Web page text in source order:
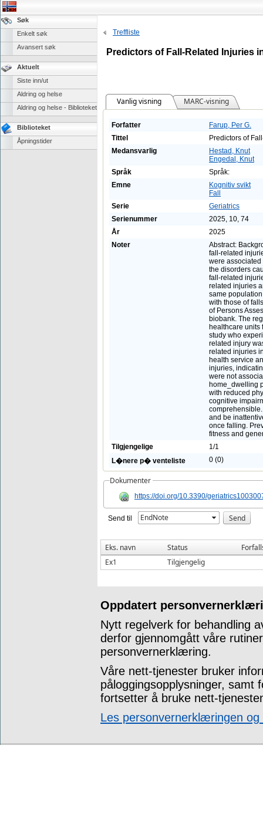
Søk
Enkelt søk
Avansert søk
Aktuelt
Siste inn/ut
Aldring og helse
Aldring og helse - Biblioteket
Biblioteket
Åpningstider
Treffliste
Predictors of Fall-Related Injuries
Vanlig visning MARC-visning
Forfatter
Farup, Per G.
Tittel
Predictors of
Medansvarlig
Hestad, Knut
Engedal, Knut
Språk
Språk:
Emne
Kognitiv svikt
Fall
Serie
Geriatrics
Serienummer
2025, 10, 74
År
2025
Noter
Abstract:
fall-related
were
the disorders
fall-related
related injuries
same
with those of
of Persons
biobank. The
healthcare units
study who
related injury
related injuries
health service
injuries,
were not
home_dwelling
with reduced
cognitive
and be
once falling.
fitness and
Tilgjengelige
1/1
L�nere p� venteliste
0 (0)
Dokumenter
https://doi.org/10.3390/
Send til EndNote
Eks. navn Status
Ex1
Tilgjengelig
Oppdatert
Nytt regelverk for behandling
derfor gjennomgått våre
personvernerklæring.
Våre nett-tjenester bruker
påloggingsopplysninger, samt
fortsetter å bruke nett-
Les personvernerklæringen